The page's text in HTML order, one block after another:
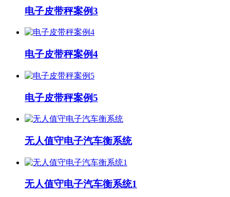
电子皮带秤案例3
电子皮带秤案例4
电子皮带秤案例5
无人值守电子汽车衡系统
无人值守电子汽车衡系统1